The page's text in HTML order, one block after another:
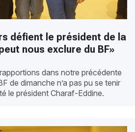
défient le président de la
nous exclure du BF»
dans notre précédente
de dimanche n’a pas pu se tenir
le président Charaf-Eddine.